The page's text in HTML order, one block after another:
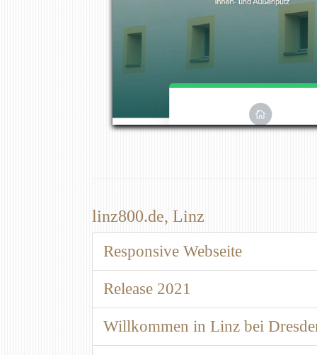
linz800.de, Linz
Responsive Webseite
Release 2021
Willkommen in Linz bei